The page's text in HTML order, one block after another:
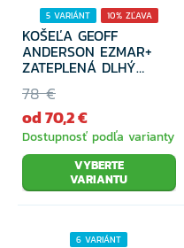
5 VARIÁNT 10% ZĽAVA
KOŠEĽA GEOFF
ANDERSON EZMAR+
ZATEPLENÁ DLHÝ
RUKÁV ZELENÁ
78 €
od 70,2 €
Dostupnosť podľa varianty
VYBERTE
VARIANTU
6 VARIÁNT